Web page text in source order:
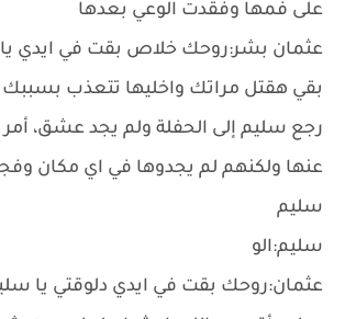
على فمها وفقدت الوعي بعدها
عثمان بشر:روحك خلاص بقت في ايدي
بقي هقتل مراتك واخليها تتعذب بسببك
رجع سليم إلى الحفلة ولم يجد عشق،
عنها ولكنهم لم يجدوها في اي مكان
سليم
سليم:الو
عثمان:روحك بقت في ايدي دلوقتي يا